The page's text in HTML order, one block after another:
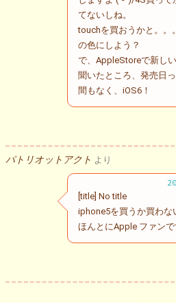
てないしね。
touchを買おうかと。。
の色にしよう？
で、AppleStoreで新し
聞いたところ、発売日
間もなく、iOS6！
パトリオットアクト より
[title] No title
iphone5を買うか買わな
ほんとにApple ファンで